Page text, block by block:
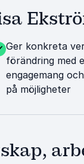
Ger konkreta
förändring med
engagemang
på möjligheter